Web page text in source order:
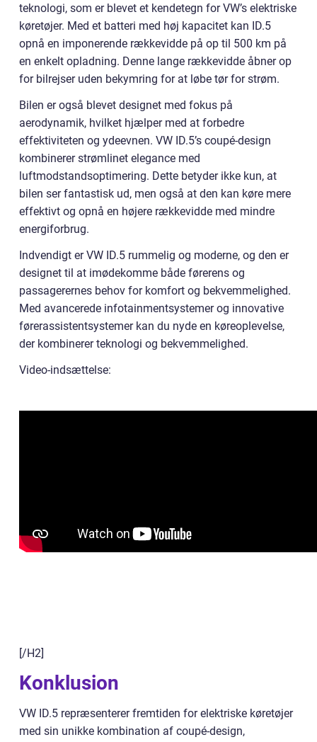
teknologi, som er blevet et kendetegn for VW’s elektriske
køretøjer. Med et batteri med høj kapacitet kan ID.5
opnå en imponerende rækkevidde på op til 500 km på
en enkelt opladning. Denne lange rækkevidde åbner op
for bilrejser uden bekymring for at løbe tør for strøm.
Bilen er også blevet designet med fokus på
aerodynamik, hvilket hjælper med at forbedre
effektiviteten og ydeevnen. VW ID.5’s coupé-design
kombinerer strømlinet elegance med
luftmodstandsoptimering. Dette betyder ikke kun, at
bilen ser fantastisk ud, men også at den kan køre mere
effektivt og opnå en højere rækkevidde med mindre
energiforbrug.
Indvendigt er VW ID.5 rummelig og moderne, og den er
designet til at imødekomme både førerens og
passagerernes behov for komfort og bekvemmelighed.
Med avancerede infotainmentsystemer og innovative
førerassistentsystemer kan du nyde en køreoplevelse,
der kombinerer teknologi og bekvemmelighed.
Video-indsættelse:
[/H2]
Konklusion
VW ID.5 repræsenterer fremtiden for elektriske køretøjer
med sin unikke kombination af coupé-design,